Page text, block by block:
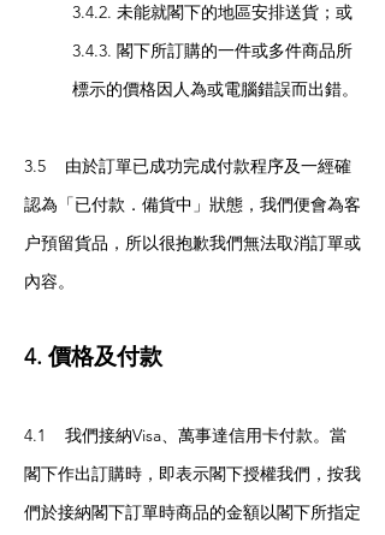
3.4.2. 未能就閣下的地區安排送貨；或
3.4.3. 閣下所訂購的一件或多件商品所
標示的價格因人為或電腦錯誤而出錯。
3.5 由於訂單已成功完成付款程序及一經確
認為「已付款．備貨中」狀態，我們便會為客
户預留貨品，所以很抱歉我們無法取消訂單或
內容。
4. 價格及付款
4.1 我們接納Visa、萬事達信用卡付款。當
閣下作出訂購時，即表示閣下授權我們，按我
們於接納閣下訂單時商品的金額以閣下所指定